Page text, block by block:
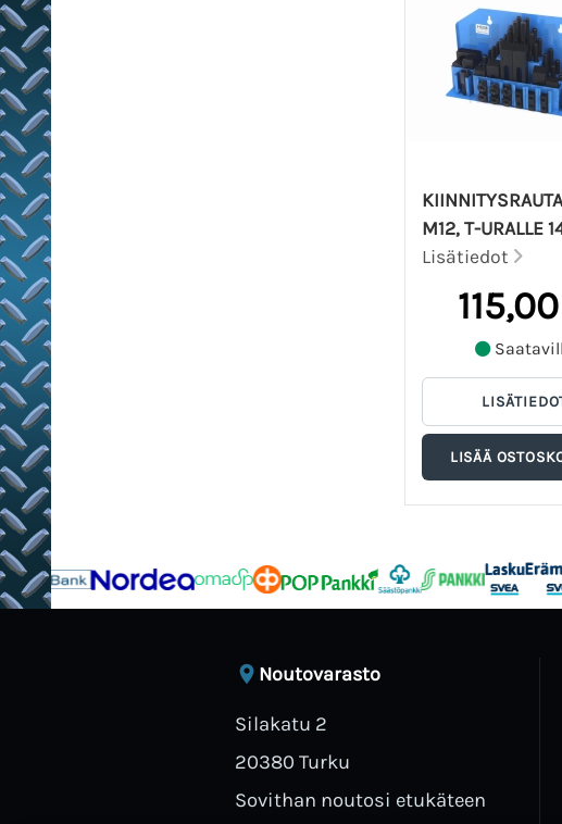
M12, T-URALLE
Lisätiedot
Noutovarasto
Silakatu 2
20380 Turku
Sovithan noutosi etukäteen